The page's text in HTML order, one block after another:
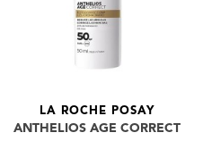
LA ROCHE POSAY
ANTHELIOS AGE CORRECT